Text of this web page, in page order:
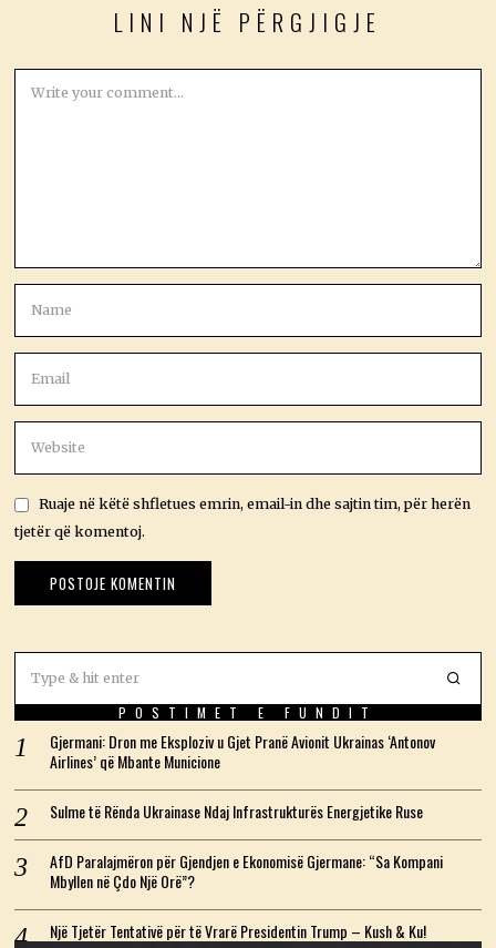
LINI NJË PËRGJIGJE
Ruaje në këtë shfletues emrin, email-in dhe sajtin tim, për herën
tjetër që komentoj.
POSTIMET E FUNDIT
Gjermani: Dron me Eksploziv u Gjet Pranë Avionit Ukrainas ‘Antonov
Airlines’ që Mbante Municione
Sulme të Rënda Ukrainase Ndaj Infrastrukturës Energjetike Ruse
AfD Paralajmëron për Gjendjen e Ekonomisë Gjermane: “Sa Kompani
Mbyllen në Çdo Një Orë”?
Një Tjetër Tentativë për të Vrarë Presidentin Trump – Kush & Ku!